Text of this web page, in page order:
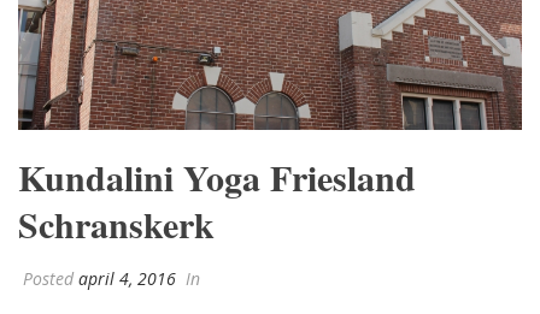
Kundalini Yoga Friesland
Schranskerk
Posted april 4, 2016 In